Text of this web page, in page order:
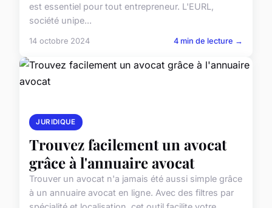
est essentiel pour tout entrepreneur. L'EURL,
société unipe...
14 octobre 2024 4 min de lecture →
JURIDIQUE
Trouvez facilement un avocat
grâce à l'annuaire avocat
Trouver un avocat n'a jamais été aussi simple grâce
à un annuaire avocat en ligne. Avec des filtres par